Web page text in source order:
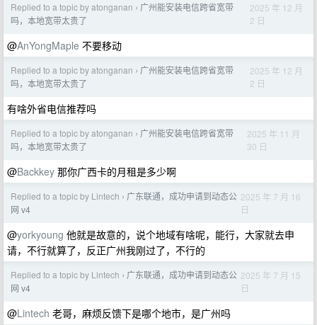
Replied to a topic by atonganan › 广州能安装电信跨省宽带
吗，本地宽带太贵了
2025 年 12 月
2 日
@AnYongMaple 不要移动
Replied to a topic by atonganan › 广州能安装电信跨省宽带
吗，本地宽带太贵了
2025 年 12 月
2 日
有啥外省电信推荐吗
Replied to a topic by atonganan › 广州能安装电信跨省宽带
吗，本地宽带太贵了
2025 年 11 月
30 日
@Backkey 那你广西卡的月租是多少啊
Replied to a topic by Lintech › 广东联通，成功申请到动态公
网 v4
2025 年 7 月 16
日
@yorkyoung 他就是故意的，说个地域有啥呢，能行，大家就去申
请，不行就算了，反正广州我刚过了，不行的
Replied to a topic by Lintech › 广东联通，成功申请到动态公
网 v4
2025 年 7 月 15
日
@Lintech 老哥，麻烦反馈下是哪个地市，是广州吗